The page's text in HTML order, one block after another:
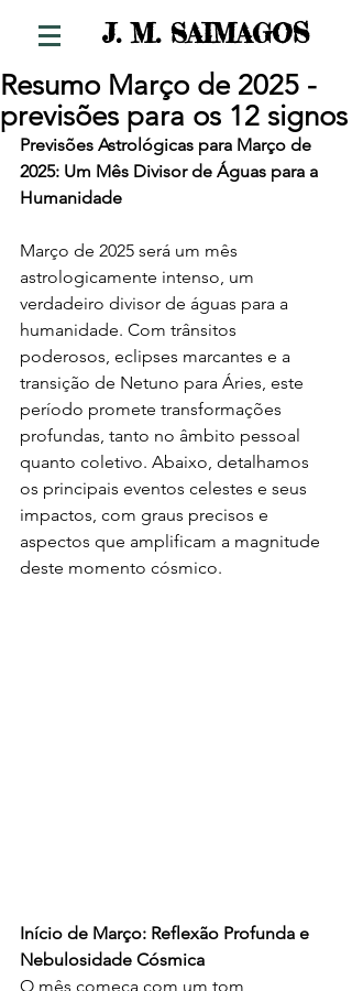
J. M. SAIMAGOS
Resumo Março de 2025 -
previsões para os 12 signos
Previsões Astrológicas para Março de
2025: Um Mês Divisor de Águas para a
Humanidade
Março de 2025 será um mês
astrologicamente intenso, um
verdadeiro divisor de águas para a
humanidade. Com trânsitos
poderosos, eclipses marcantes e a
transição de Netuno para Áries, este
período promete transformações
profundas, tanto no âmbito pessoal
quanto coletivo. Abaixo, detalhamos
os principais eventos celestes e seus
impactos, com graus precisos e
aspectos que amplificam a magnitude
deste momento cósmico.
Início de Março: Reflexão Profunda e
Nebulosidade Cósmica
O mês começa com um tom